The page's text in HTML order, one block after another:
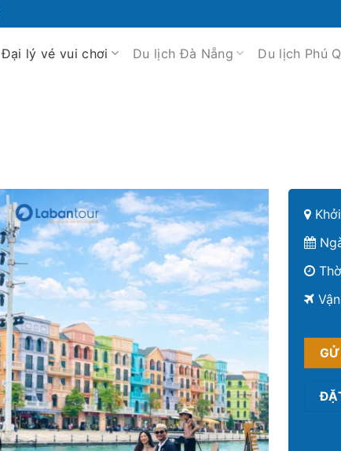
Đại lý vé vui chơi Du lịch Đà Nẵng Du lịch Phú